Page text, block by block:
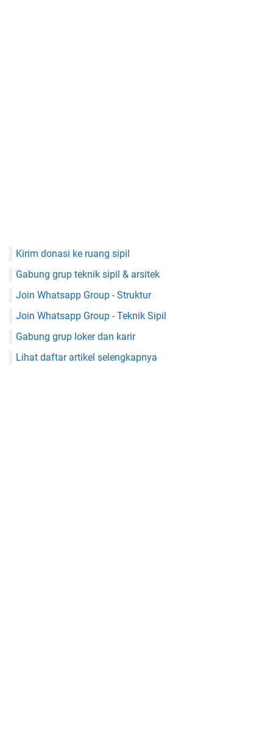
Kirim donasi ke ruang sipil
Gabung grup teknik sipil & arsitek
Join Whatsapp Group - Struktur
Join Whatsapp Group - Teknik Sipil
Gabung grup loker dan karir
Lihat daftar artikel selengkapnya